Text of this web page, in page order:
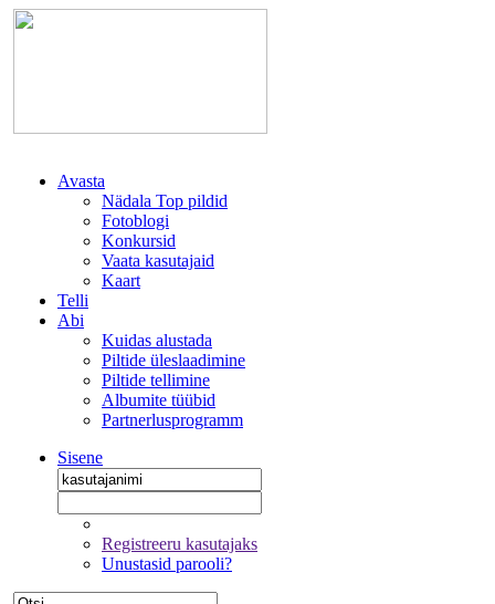
Avasta
Nädala Top pildid
Fotoblogi
Konkursid
Vaata kasutajaid
Kaart
Telli
Abi
Kuidas alustada
Piltide üleslaadimine
Piltide tellimine
Albumite tüübid
Partnerlusprogramm
Sisene
Registreeru kasutajaks
Unustasid parooli?